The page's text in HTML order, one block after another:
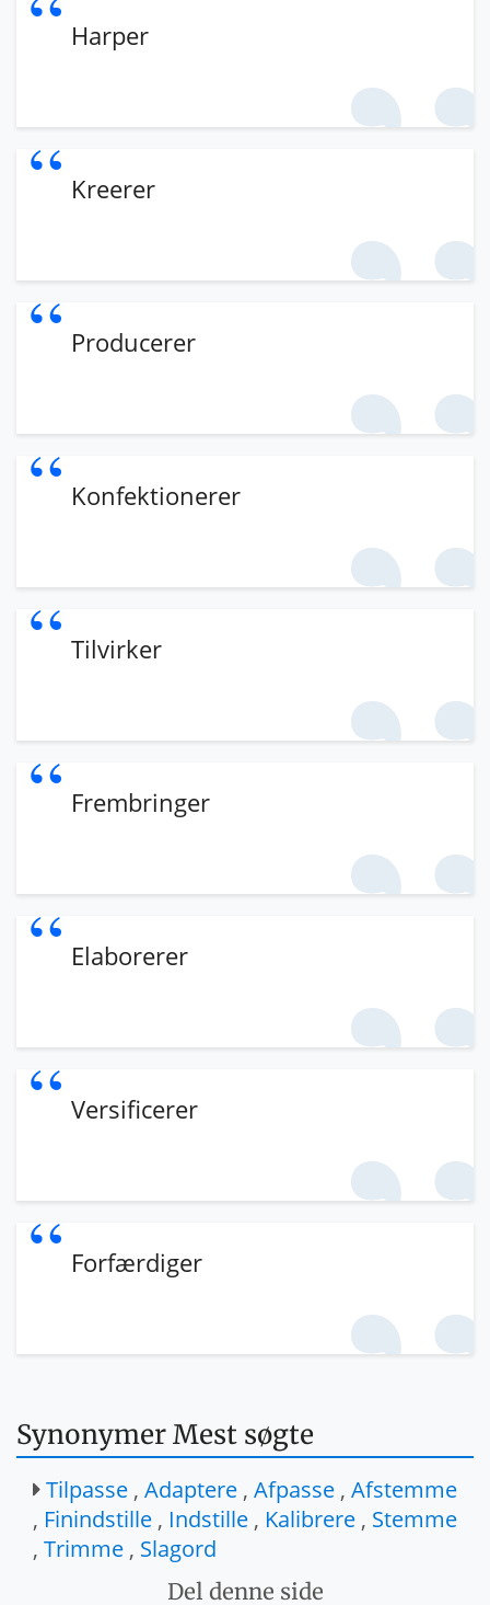
Harper
Kreerer
Producerer
Konfektionerer
Tilvirker
Frembringer
Elaborerer
Versificerer
Forfærdiger
Synonymer Mest søgte
Tilpasse , Adaptere , Afpasse , Afstemme
, Finindstille , Indstille , Kalibrere , Stemme
, Trimme , Slagord
Del denne side